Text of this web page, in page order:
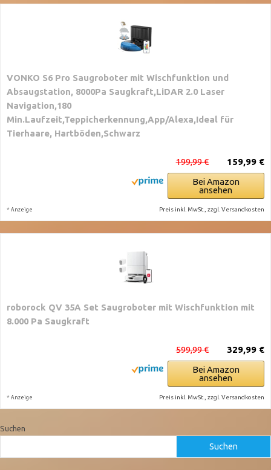
VONKO S6 Pro Saugroboter mit Wischfunktion und
Absaugstation, 8000Pa Saugkraft,LiDAR 2.0 Laser
Navigation,180
Min.Laufzeit,Teppicherkennung,App/Alexa,Ideal für
Tierhaare, Hartböden,Schwarz
159,99 €
199,99 €
Bei Amazon
ansehen
* Anzeige Preis inkl. MwSt., zzgl. Versandkosten
roborock QV 35A Set Saugroboter mit Wischfunktion mit
8.000 Pa Saugkraft
329,99 €
599,99 €
Bei Amazon
ansehen
* Anzeige Preis inkl. MwSt., zzgl. Versandkosten
Suchen
Suchen